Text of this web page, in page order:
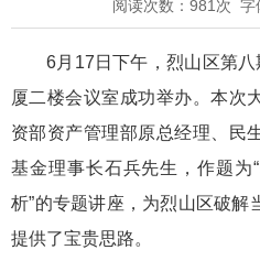
阅读次数： 981 次 字
6月17日下午，烈山区第八
厦二楼会议室成功举办。本次
资部资产管理部原总经理、民
基金理事长石兵先生，作题为
析”的专题讲座，为烈山区破
提供了宝贵思路。